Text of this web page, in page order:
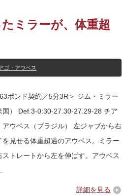
ミラーが、体重超
ゴ・アウベス
ポンド契約／5分3R＞ ジム・ミラー
国） Def.3-0:30-27.30-27.29-28 チア
アウベス（ブラジル） 左ジャブから右
を見せる体重超過のアウベス。ミラー
ストレートから左を伸ばす。アウベス
詳細を見る